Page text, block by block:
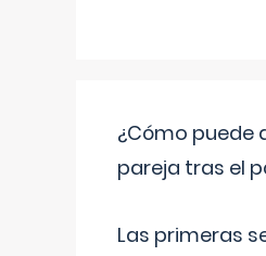
¿Cómo puede
pareja tras el
Las primeras